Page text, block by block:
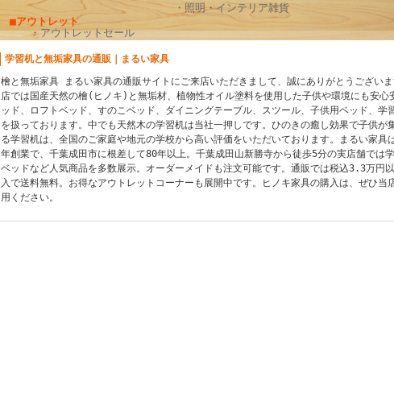
・照明・インテリア雑貨
■アウトレット
・アウトレットセール
学習机と無垢家具の通販｜まるい家具
檜と無垢家具 まるい家具の通販サイトにご来店いただきまして、誠にありがとうござい
店では国産天然の檜(ヒノキ)と無垢材、植物性オイル塗料を使用した子供や環境にも安心
ッド、ロフトベッド、すのこベッド、ダイニングテーブル、スツール、子供用ベッド、学
を扱っております。中でも天然木の学習机は当社一押しです。ひのきの癒し効果で子供が
る学習机は、全国のご家庭や地元の学校から高い評価をいただいております。まるい家具
年創業で、千葉成田市に根差して80年以上。千葉成田山新勝寺から徒歩5分の実店舗では
ベッドなど人気商品を多数展示。オーダーメイドも注文可能です。通販では税込3.3万円
入で送料無料。お得なアウトレットコーナーも展開中です。ヒノキ家具の購入は、ぜひ当
用ください。